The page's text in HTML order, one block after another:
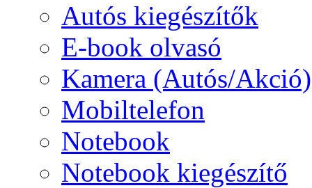
Autós kiegészítők
E-book olvasó
Kamera (Autós/Akció)
Mobiltelefon
Notebook
Notebook kiegészítő